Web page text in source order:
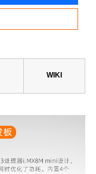
WIKI